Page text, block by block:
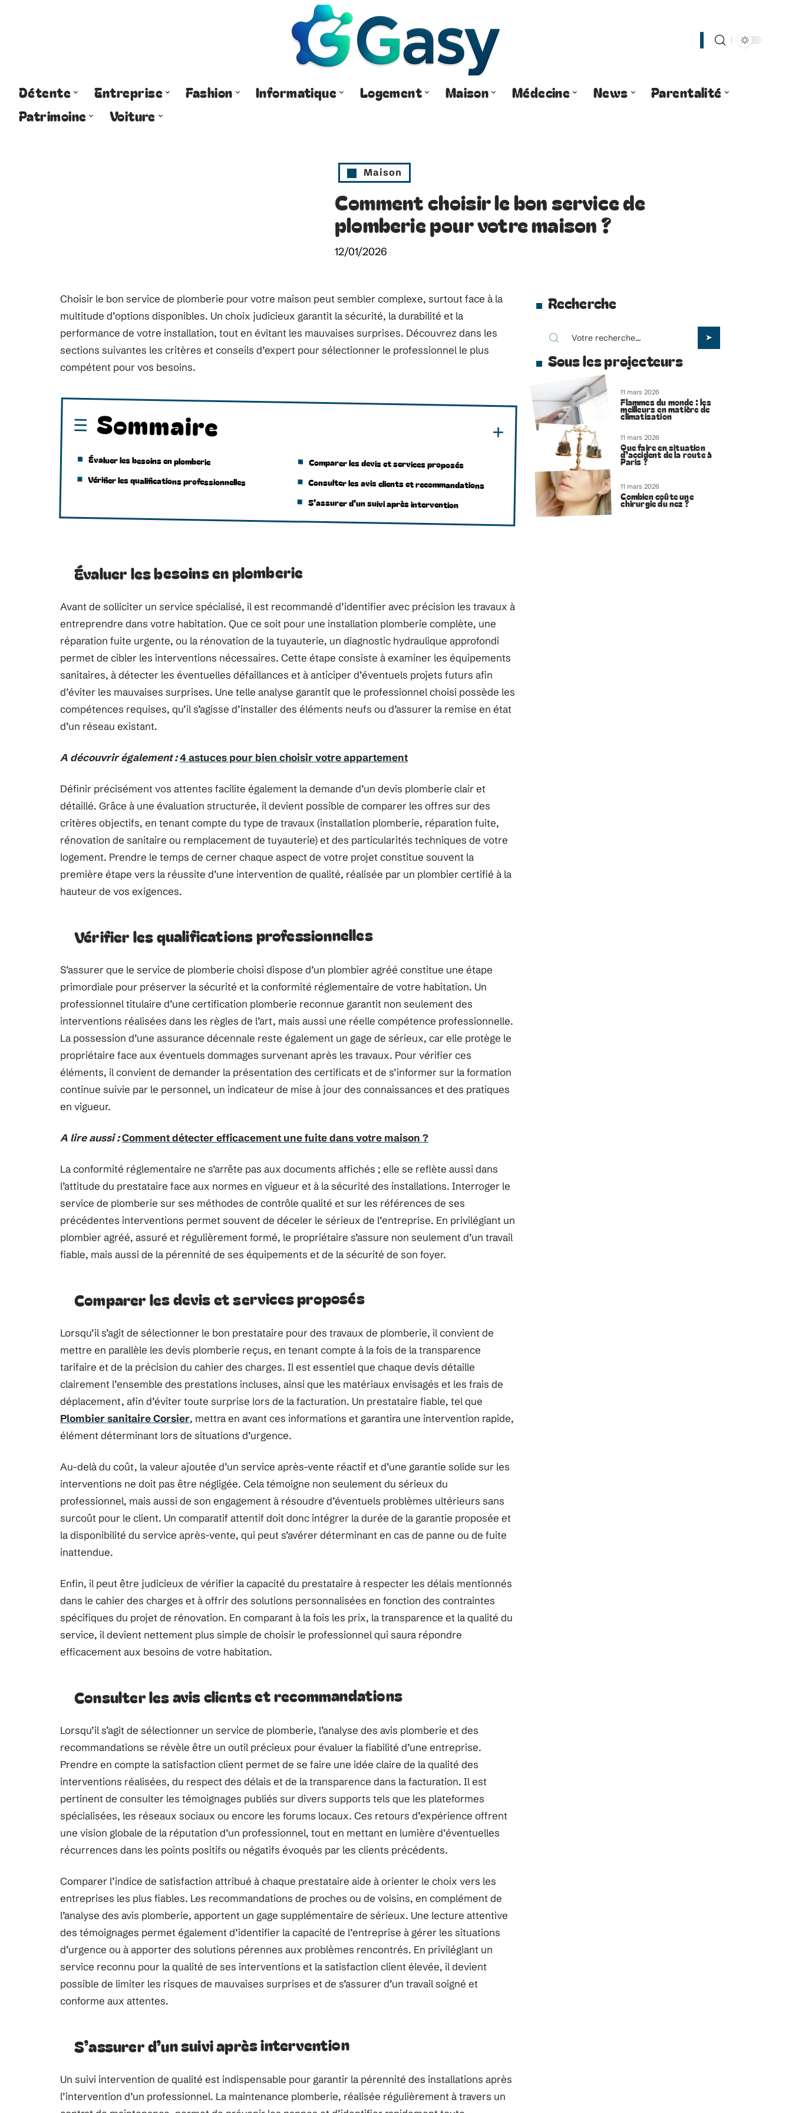
Détente Entreprise Fashion Informatique Logement Maison Médecine News
Parentalité
Patrimoine
Voiture
Maison
Comment choisir le bon service de
plomberie pour votre maison ?
12/01/2026
Choisir le bon service de plomberie pour votre maison peut sembler complexe, surtout face à la
multitude d’options disponibles. Un choix judicieux garantit la sécurité, la durabilité et la
performance de votre installation, tout en évitant les mauvaises surprises. Découvrez dans les
sections suivantes les critères et conseils d’expert pour sélectionner le professionnel le plus
compétent pour vos besoins.
Sommaire
Évaluer les besoins en plomberie
Vérifier les qualifications professionnelles
Comparer les devis et services proposés
Consulter les avis clients et recommandations
S’assurer d’un suivi après intervention
Évaluer les besoins en plomberie
Avant de solliciter un service spécialisé, il est recommandé d’identifier avec précision les travaux à
entreprendre dans votre habitation. Que ce soit pour une installation plomberie complète, une
réparation fuite urgente, ou la rénovation de la tuyauterie, un diagnostic hydraulique approfondi
permet de cibler les interventions nécessaires. Cette étape consiste à examiner les équipements
sanitaires, à détecter les éventuelles défaillances et à anticiper d’éventuels projets futurs afin
d’éviter les mauvaises surprises. Une telle analyse garantit que le professionnel choisi possède les
compétences requises, qu’il s’agisse d’installer des éléments neufs ou d’assurer la remise en état
d’un réseau existant.
A découvrir également :4 astuces pour bien choisir votre appartement
Définir précisément vos attentes facilite également la demande d’un devis plomberie clair et
détaillé. Grâce à une évaluation structurée, il devient possible de comparer les offres sur des
critères objectifs, en tenant compte du type de travaux (installation plomberie, réparation fuite,
rénovation de sanitaire ou remplacement de tuyauterie) et des particularités techniques de votre
logement. Prendre le temps de cerner chaque aspect de votre projet constitue souvent la
première étape vers la réussite d’une intervention de qualité, réalisée par un plombier certifié à la
hauteur de vos exigences.
Vérifier les qualifications professionnelles
S’assurer que le service de plomberie choisi dispose d’un plombier agréé constitue une étape
primordiale pour préserver la sécurité et la conformité réglementaire de votre habitation. Un
professionnel titulaire d’une certification plomberie reconnue garantit non seulement des
interventions réalisées dans les règles de l’art, mais aussi une réelle compétence professionnelle.
La possession d’une assurance décennale reste également un gage de sérieux, car elle protège le
propriétaire face aux éventuels dommages survenant après les travaux. Pour vérifier ces
éléments, il convient de demander la présentation des certificats et de s’informer sur la formation
continue suivie par le personnel, un indicateur de mise à jour des connaissances et des pratiques
en vigueur.
A lire aussi :Comment détecter efficacement une fuite dans votre maison ?
La conformité réglementaire ne s’arrête pas aux documents affichés ; elle se reflète aussi dans
l’attitude du prestataire face aux normes en vigueur et à la sécurité des installations. Interroger le
service de plomberie sur ses méthodes de contrôle qualité et sur les références de ses
précédentes interventions permet souvent de déceler le sérieux de l’entreprise. En privilégiant un
plombier agréé, assuré et régulièrement formé, le propriétaire s’assure non seulement d’un travail
fiable, mais aussi de la pérennité de ses équipements et de la sécurité de son foyer.
Comparer les devis et services proposés
Lorsqu’il s’agit de sélectionner le bon prestataire pour des travaux de plomberie, il convient de
mettre en parallèle les devis plomberie reçus, en tenant compte à la fois de la transparence
tarifaire et de la précision du cahier des charges. Il est essentiel que chaque devis détaille
clairement l’ensemble des prestations incluses, ainsi que les matériaux envisagés et les frais de
déplacement, afin d’éviter toute surprise lors de la facturation. Un prestataire fiable, tel que
Plombier sanitaire Corsier, mettra en avant ces informations et garantira une intervention rapide,
élément déterminant lors de situations d’urgence.
Au-delà du coût, la valeur ajoutée d’un service après-vente réactif et d’une garantie solide sur les
interventions ne doit pas être négligée. Cela témoigne non seulement du sérieux du
professionnel, mais aussi de son engagement à résoudre d’éventuels problèmes ultérieurs sans
surcoût pour le client. Un comparatif attentif doit donc intégrer la durée de la garantie proposée et
la disponibilité du service après-vente, qui peut s’avérer déterminant en cas de panne ou de fuite
inattendue.
Enfin, il peut être judicieux de vérifier la capacité du prestataire à respecter les délais mentionnés
dans le cahier des charges et à offrir des solutions personnalisées en fonction des contraintes
spécifiques du projet de rénovation. En comparant à la fois les prix, la transparence et la qualité du
service, il devient nettement plus simple de choisir le professionnel qui saura répondre
efficacement aux besoins de votre habitation.
Consulter les avis clients et recommandations
Lorsqu’il s’agit de sélectionner un service de plomberie, l’analyse des avis plomberie et des
recommandations se révèle être un outil précieux pour évaluer la fiabilité d’une entreprise.
Prendre en compte la satisfaction client permet de se faire une idée claire de la qualité des
interventions réalisées, du respect des délais et de la transparence dans la facturation. Il est
pertinent de consulter les témoignages publiés sur divers supports tels que les plateformes
spécialisées, les réseaux sociaux ou encore les forums locaux. Ces retours d’expérience offrent
une vision globale de la réputation d’un professionnel, tout en mettant en lumière d’éventuelles
récurrences dans les points positifs ou négatifs évoqués par les clients précédents.
Comparer l’indice de satisfaction attribué à chaque prestataire aide à orienter le choix vers les
entreprises les plus fiables. Les recommandations de proches ou de voisins, en complément de
l’analyse des avis plomberie, apportent un gage supplémentaire de sérieux. Une lecture attentive
des témoignages permet également d’identifier la capacité de l’entreprise à gérer les situations
d’urgence ou à apporter des solutions pérennes aux problèmes rencontrés. En privilégiant un
service reconnu pour la qualité de ses interventions et la satisfaction client élevée, il devient
possible de limiter les risques de mauvaises surprises et de s’assurer d’un travail soigné et
conforme aux attentes.
S’assurer d’un suivi après intervention
Un suivi intervention de qualité est indispensable pour garantir la pérennité des installations après
l’intervention d’un professionnel. La maintenance plomberie, réalisée régulièrement à travers un
Recherche
Sous les projecteurs
11 mars 2026
Flammes du monde : les
meilleurs en matière de
climatisation
11 mars 2026
Que faire en situation
d’accident de la route à
Paris ?
11 mars 2026
Combien coûte une
chirurgie du nez ?